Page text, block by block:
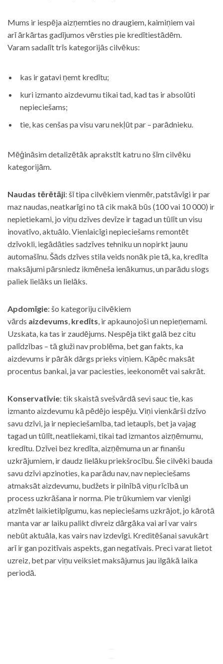
Mums ir iespēja aizņemties no draugiem, kaimiņiem vai
arī ārkārtas gadījumos vērsties pie kredītiestādēm.
Varam sadalīt trīs kategorijās cilvēkus:
kas ir gatavi ņemt kredītu;
kuri izmanto aizdevumu tikai tad, kad tas ir absolūti
nepieciešams;
tie, kas cenšas pa visu varu nekļūt par – parādnieku.
Mēģināsim detalizētāk aprakstīt katru no šīm cilvēku
kategorijām.
Naudas tērētāji: šī tipa cilvēkiem vienmēr, patstāvīgi ir par
maz naudas, neatkarīgi no tā cik makā būs (100 vai 10 000) ir
nepietiekami, jo viņu dzīves devīze ir tagad un tūlīt un visu
inovatīvo, aktuālo. Vienlaicīgi nepieciešams remontēt
dzīvokli, iegādāties sadzīves tehniku un nopirkt jaunu
automašīnu. Šāds dzīves stila veids nonāk pie tā, ka, kredīta
maksājumi pārsniedz ikmēneša ienākumus, un parādu slogs
paliek lielāks un lielāks.
Apdomīgie: šo kategoriju cilvēkiem
vārds aizdevums, kredīts, ir apkaunojoši un nepieņemami.
Uzskata, ka tas ir zaudējums. Nespēja tikt galā bez citu
palīdzības – tā gluži nav problēma, bet gan fakts, ka
aizdevums ir pārāk dārgs prieks viņiem. Kāpēc maksāt
procentus bankai, ja var paciesties, ieekonomēt vai sakrāt.
Konservatīvie: tik skaistā svešvārdā sevi sauc tie, kas
izmanto aizdevumu kā pēdējo iespēju. Viņi vienkārši dzīvo
savu dzīvi, ja ir nepieciešamība, tad ietaupīs, bet ja vajag
tagad un tūlīt, neatliekami, tikai tad izmantos aizņēmumu,
kredītu. Dzīvei bez kredīta, aizņēmuma un ar finanšu
uzkrājumiem, ir daudz lielāku priekšrocību. Šie cilvēki bauda
savu dzīvi apzinoties, ka parādu nav, nav nepieciešams
atmaksāt aizdevumu, budžets ir pilnībā viņu rīcībā un
process uzkrāšana ir norma. Pie trūkumiem var vienīgi
atzīmēt laikietilpīgumu, kas nepieciešams uzkrājot, jo kārotā
manta var ar laiku palikt divreiz dārgāka vai arī var vairs
nebūt aktuāla, kas vairs nav izdevīgi. Kreditēšanai savukārt
arī ir gan pozitīvais aspekts, gan negatīvais. Preci varat lietot
uzreiz, bet par viņu veiksiet maksājumus jau ilgākā laika
periodā.